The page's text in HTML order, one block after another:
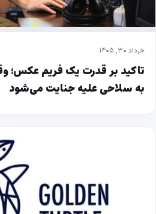
خرداد ۳۰, ۱۴۰۵
تاکید بر قدرت یک فریم عکس؛
به سلاحی علیه جنایت می‌شود